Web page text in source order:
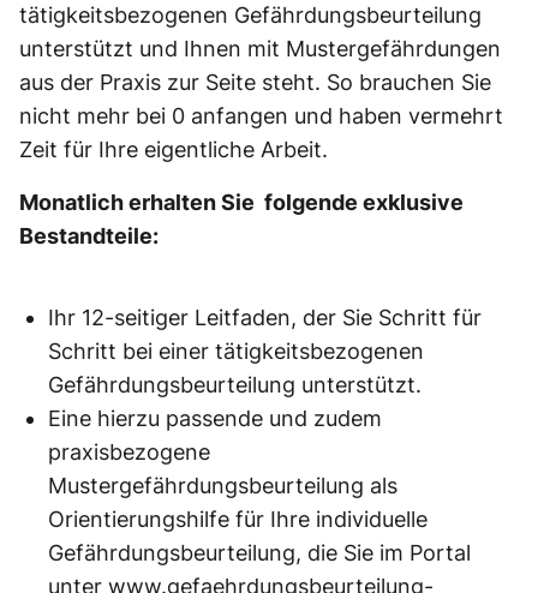
tätigkeitsbezogenen Gefährdungsbeurteilung
unterstützt und Ihnen mit Mustergefährdungen
aus der Praxis zur Seite steht. So brauchen Sie
nicht mehr bei 0 anfangen und haben vermehrt
Zeit für Ihre eigentliche Arbeit.
Monatlich erhalten Sie folgende exklusive
Bestandteile:
Ihr 12-seitiger Leitfaden, der Sie Schritt für
Schritt bei einer tätigkeitsbezogenen
Gefährdungsbeurteilung unterstützt.
Eine hierzu passende und zudem
praxisbezogene
Mustergefährdungsbeurteilung als
Orientierungshilfe für Ihre individuelle
Gefährdungsbeurteilung, die Sie im Portal
unter www.gefaehrdungsbeurteilung-